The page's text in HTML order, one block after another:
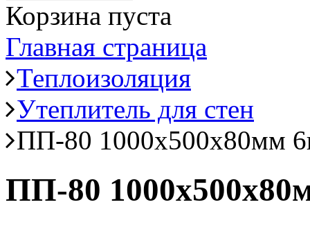
Корзина пуста
Главная страница
Теплоизоляция
Утеплитель для стен
ПП-80 1000х500х80мм
ПП-80